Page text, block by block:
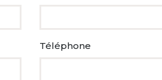
Téléphone